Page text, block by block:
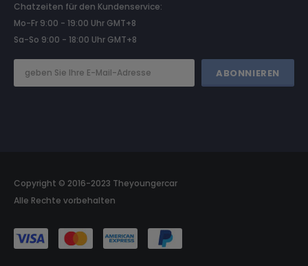
Chatzeiten für den Kundenservice:
Mo-Fr 9:00 - 19:00 Uhr GMT+8
Sa-So 9:00 - 18:00 Uhr GMT+8
Copyright © 2016-2023 Theyoungercar
Alle Rechte vorbehalten